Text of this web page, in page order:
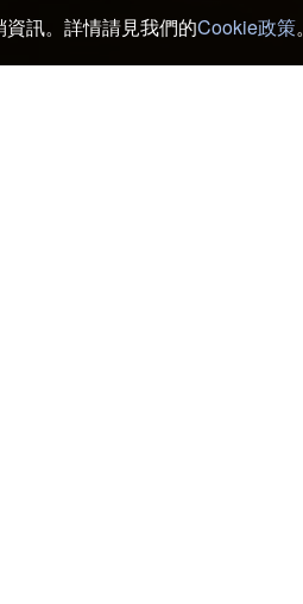
訊。詳情請見我們的Cookie政策。